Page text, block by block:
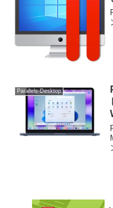
Parallels-Desktop